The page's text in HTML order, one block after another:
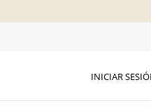
INICIAR